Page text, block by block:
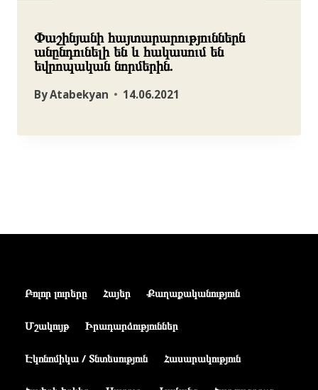
Փաշինյանի հայտարարություններն
անընդունելի են և հակասում են
եվրոպական նորմերին.
ByAtabekyan 14.06.2021
Բոլոր լուրերը Հայեր Քաղաքականություն
Մշակույթ Իրադարձություններ
Էկոնոմիկա / Տնտեսություն Հասարակություն